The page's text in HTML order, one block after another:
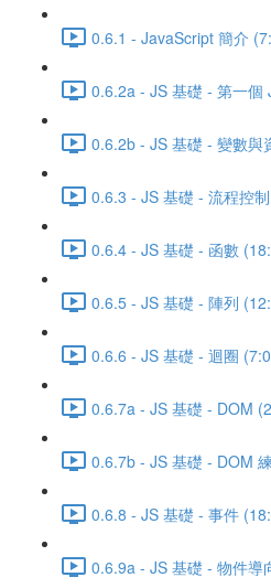
0.6.1 - JavaScript 簡介
0.6.2a - JS 基礎 - 第一個
0.6.2b - JS 基礎 - 變數與
0.6.3 - JS 基礎 - 流程控
0.6.4 - JS 基礎 - 函數
0.6.5 - JS 基礎 - 陣列
0.6.6 - JS 基礎 - 迴圈
0.6.7a - JS 基礎 - DOM
0.6.7b - JS 基礎 - DOM
0.6.8 - JS 基礎 - 事件
0.6.9a - JS 基礎 - 物件導